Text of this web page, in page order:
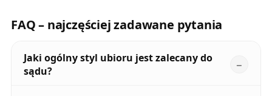
FAQ – najczęściej zadawane pytania
Jaki ogólny styl ubioru jest zalecany do
sądu?